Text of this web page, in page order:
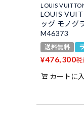
LOUIS
LOUIS
ッグ モノグ
M46373
送料無料
¥476,300税
カートに